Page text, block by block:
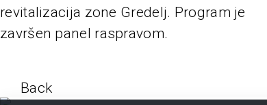
revitalizacija zone Gredelj. Program je
završen panel raspravom.
Back